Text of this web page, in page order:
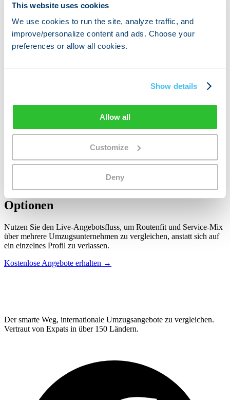
This website uses cookies
We use cookies to run the site, analyze traffic, and
improve/personalize content and ads. Choose your
preferences or allow all cookies.
Show details
Allow all
Customize
Deny
Veröffentlichte Fakten
Profile status
Published
Coverage focus Worldwide with Southern Europe strength
Quote path ReloAdvisor comparison flow
Moving to Portugal →
to France →
Detaillierte Zertifizierungen, Bewertungen und weitere Nachweise
können später ergänzt werden, ohne diesen öffentlichen
Vergleichen Sie dieses
Umzugsunternehmen mit anderen
Optionen
Nutzen Sie den Live-Angebotsfluss, um Routenfit und Service-Mix
über mehrere Umzugsunternehmen zu vergleichen, anstatt sich auf
ein einzelnes Profil zu verlassen.
Kostenlose Angebote erhalten →
Der smarte Weg, internationale Umzugsangebote zu vergleichen.
Vertraut von Expats in über 150 Ländern.